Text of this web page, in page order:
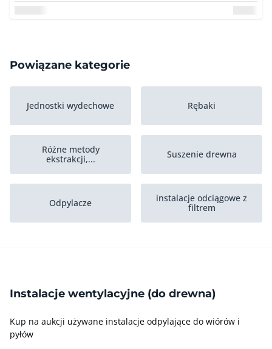
Powiązane kategorie
Jednostki wydechowe Rębaki
Różne metody
ekstrakcji,...
Suszenie drewna
Odpylacze
instalacje odciągowe z
filtrem
Instalacje wentylacyjne (do drewna)
Kup na aukcji używane instalacje odpylające do wiórów i
pyłów